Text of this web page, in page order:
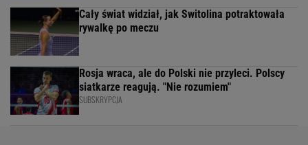
Cały świat widział, jak Switolina potraktowała
rywalkę po meczu
Rosja wraca, ale do Polski nie przyleci. Polscy
siatkarze reagują. "Nie rozumiem"
SUBSKRYPCJA